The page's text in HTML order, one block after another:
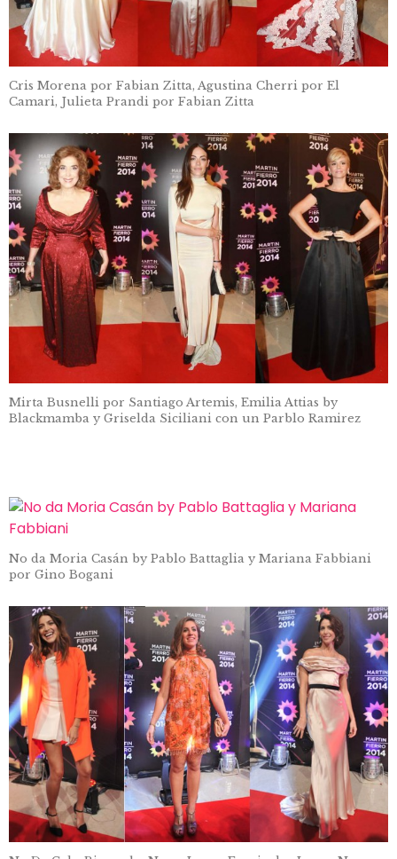
Cris Morena por Fabian Zitta, Agustina Cherri por El
Camari, Julieta Prandi por Fabian Zitta
Mirta Busnelli por Santiago Artemis, Emilia Attias by
Blackmamba y Griselda Siciliani con un Parblo Ramirez
No da Moria Casán by Pablo Battaglia y Mariana Fabbiani
por Gino Bogani